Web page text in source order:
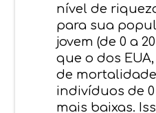
nível de
para sua
jovem (de 0 a
que o dos
de
indivíduos de
mais baixas.